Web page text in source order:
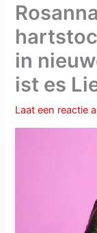
in
ist es
Laat een reactie